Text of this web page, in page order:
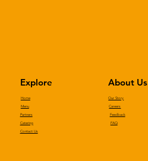
Explore
Home
Menu
Partners
Catering
Contact Us
About Us
Our Story
Careers
Feedback
FAQ